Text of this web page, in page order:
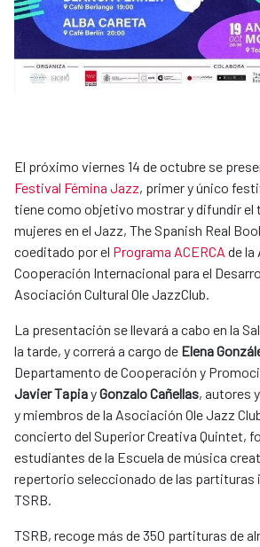
El próximo viernes 14 de octubre se
Festival Fémina Jazz, primer y único
tiene como objetivo mostrar y difundir el
mujeres en el Jazz, The Spanish Real
coeditado por el Programa ACERCA de la
Cooperación Internacional para el
Asociación Cultural Ole JazzClub.
La presentación se llevará a cabo en la
la tarde, y correrá a cargo de Elena
Departamento de Cooperación y
Javier TapiayGonzalo Cañellas, autores
y miembros de la Asociación Ole Jazz
concierto del Superior Creativa Quintet,
estudiantes de la Escuela de música
repertorio seleccionado de las partituras
TSRB.
TSRB, recoge más de 350 partituras de